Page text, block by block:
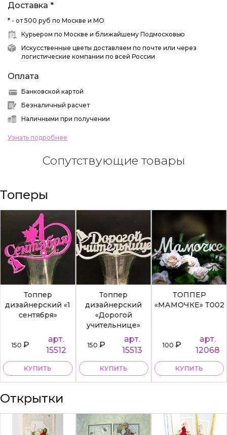
Доставка *
* - от 500 руб по Москве и МО
Курьером по Москве и ближайшему Подмосковью
Искусственные цветы доставляем по почте или через
логистические компании по всей России
Оплата
Банковской картой
Безналичный расчет
Наличными при получении
Узнать подробнее
Сопутствующие товары
Топеры
Топпер
дизайнерский «1
сентября»
150₽
арт.
15512
КУПИТЬ
Топпер
дизайнерский
«Дорогой
учительнице»
150₽
арт.
15513
КУПИТЬ
ТОППЕР
«МАМОЧКЕ» Т002
100₽
арт.
12068
КУПИТЬ
Открытки